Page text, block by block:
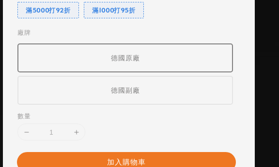
滿5000打92折 滿1000打95折
廠牌
德國原廠
德國副廠
數量
加入購物車